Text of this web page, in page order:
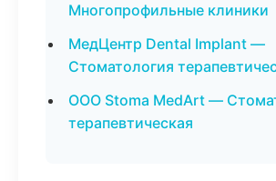
Многопрофильные клиники
МедЦентр Dental Implant —
Стоматология
ООО Stoma MedArt —
терапевтическая